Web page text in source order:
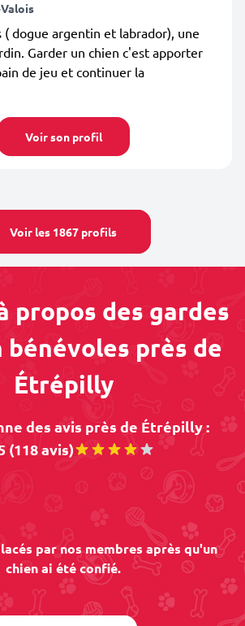
( dogue argentin et labrador), une
Garder un chien c'est apporter
de jeu et continuer la
Voir son profil
Voir les 1867 profils
propos des gardes
bénévoles près de
Étrépilly
des avis près de Étrépilly :
(118 avis)
par nos membres après qu'un
chien ai été confié.